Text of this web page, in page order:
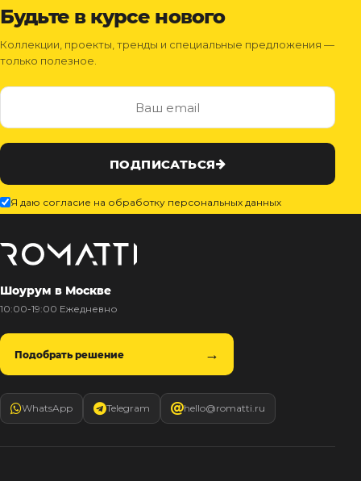
Будьте в курсе нового
Коллекции, проекты, тренды и специальные предложения —
только полезное.
ПОДПИСАТЬСЯ
Я даю согласие на обработку персональных данных
Шоурум в Москве
10:00-19:00 Ежедневно
Подобрать решение
WhatsApp Telegram hello@romatti.ru